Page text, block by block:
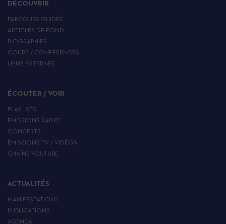
DÉCOUVRIR
PARCOURS GUIDÉS
ARTICLES DE FOND
BIOGRAPHIES
COURS / CONFÉRENCES
LIENS EXTERNES
ÉCOUTER / VOIR
PLAYLISTS
EMISSIONS RADIO
CONCERTS
ÉMISSIONS TV / VIDÉOS
CHAÎNE YOUTUBE
ACTUALITÉS
MANIFESTATIONS
PUBLICATIONS
AGENDA